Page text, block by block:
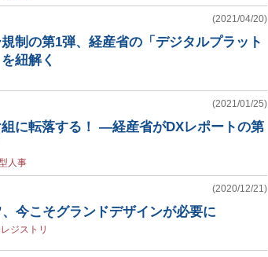
(2021/04/20)
制の第1弾、経産省の「デジタルプラット
紐解く
(2021/01/25)
に転落する！ ―経産省がDXレポートの第
人事
(2020/12/21)
今こそグランドデザインが必要に
ジストリ